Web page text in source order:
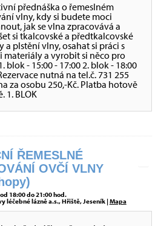
přednáška o řemeslném
vlny, kdy si budete moci
jak se vlna zpracovává a
si tkalcovské a předtkalcovské
a plstění vlny, osahat si práci s
materiály a vyrobit si něco pro
blok - 15:00 - 17:00 2. blok - 18:00
nutná na tel.č. 731 255
za osobu 250,-Kč. Platba hotově
1. BLOK
ŘEMESLNÉ
OVČÍ VLNY
18:00 do 21:00 hod.
léčebné lázně a.s., Hřiště, Jeseník |Mapa